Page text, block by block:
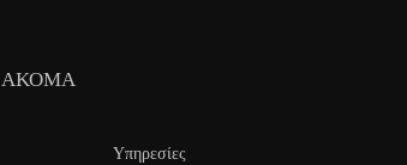
ΑΚΌΜΑ
Υπηρεσίες